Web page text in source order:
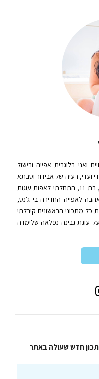
ואני בלוגרית אפייה ובישול
ועדי, רעיה של אבידור וסבתא
של יהלי, ינאי ונועם. כשהייתי ילדה קטנה, בת 11, התחלתי לאפות עוגות
לאפייה החדירה בי ג'נט,
מתכוני הראשונים קיבלתי
עוגת גבינה נפלאה שלימדה
חדש שעולה באתר